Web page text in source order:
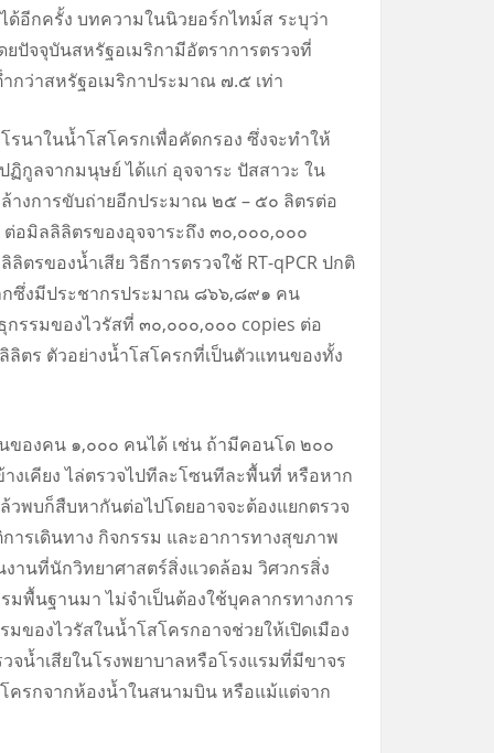
อีกครั้ง บทความในนิวยอร์กไทม์ส ระบุว่า
ยปัจจุบันสหรัฐอเมริกามีอัตราการตรวจที่
กว่าสหรัฐอเมริกาประมาณ ๗.๕ เท่า
รนาในน้ำโสโครกเพื่อคัดกรอง ซึ่งจะทำให้
ฏิกูลจากมนุษย์ ได้แก่ อุจจาระ ปัสสาวะ ใน
างการขับถ่ายอีกประมาณ ๒๕ – ๕๐ ลิตรต่อ
อมิลลิลิตรของอุจจาระถึง ๓๐,๐๐๐,๐๐๐
ตรของน้ำเสีย วิธีการตรวจใช้ RT-qPCR ปกติ
กซึ่งมีประชากรประมาณ ๘๖๖,๘๙๑ คน
รรมของไวรัสที่ ๓๐,๐๐๐,๐๐๐ copies ต่อ
ตร ตัวอย่างน้ำโสโครกที่เป็นตัวแทนของทั้ง
ของคน ๑,๐๐๐ คนได้ เช่น ถ้ามีคอนโด ๒๐๐
เคียง ไล่ตรวจไปทีละโซนทีละพื้นที่ หรือหาก
พบก็สืบหากันต่อไปโดยอาจจะต้องแยกตรวจ
ารเดินทาง กิจกรรม และอาการทางสุขภาพ
งานที่นักวิทยาศาสตร์สิ่งแวดล้อม วิศวกรสิ่ง
พื้นฐานมา ไม่จำเป็นต้องใช้บุคลากรทางการ
ของไวรัสในน้ำโสโครกอาจช่วยให้เปิดเมือง
จน้ำเสียในโรงพยาบาลหรือโรงแรมที่มีขาจร
โครกจากห้องน้ำในสนามบิน หรือแม้แต่จาก